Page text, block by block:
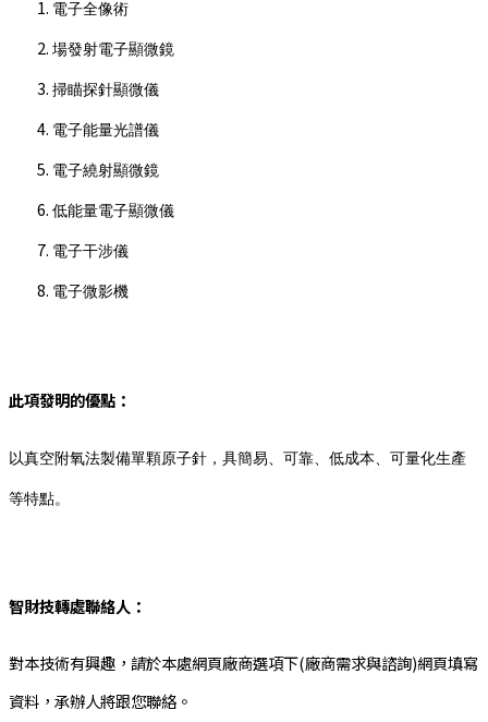
電子全像術
場發射電子顯微鏡
掃瞄探針顯微儀
電子能量光譜儀
電子繞射顯微鏡
低能量電子顯微儀
電子干涉儀
電子微影機
此項發明的優點：
以真空附氧法製備單顆原子針，具簡易、可靠、低成本、可量化生產
等特點。
智財技轉處聯絡人：
對本技術有興趣，請於本處網頁廠商選項下(廠商需求與諮詢)網頁填寫
資料，承辦人將跟您聯絡。